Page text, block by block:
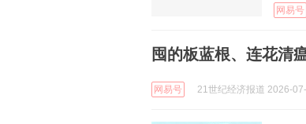
网易号
囤的板蓝根、连花清
网易号 21世纪经济报道 2026-